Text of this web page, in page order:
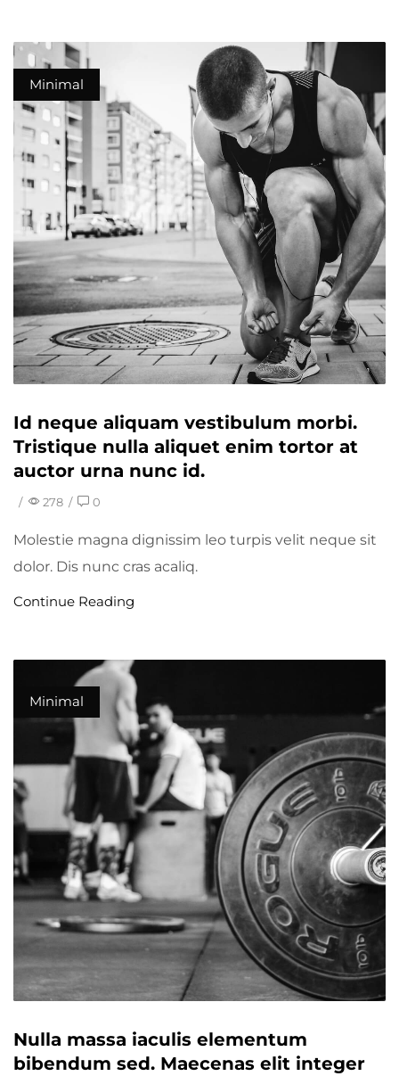
Minimal
Id neque aliquam vestibulum morbi.
Tristique nulla aliquet enim tortor at
auctor urna nunc id.
/ 278 / 0
Molestie magna dignissim leo turpis velit neque sit
dolor. Dis nunc cras acaliq.
Continue Reading
Minimal
Nulla massa iaculis elementum
bibendum sed. Maecenas elit integer